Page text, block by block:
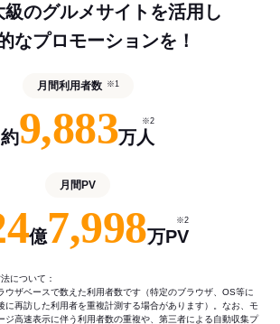
級のグルメサイトを活用し
なプロモーションを！
月間利用者数 ※1
約9,883万人
※2
月間PV
億7,998万PV
※2
について：
ウザベースで数えた利用者数です（特定のブラウザ、OS等に
に再訪した利用者を重複計測する場合があります）。なお、モ
ジ高速表示に伴う利用者数の重複や、第三者による自動収集プ